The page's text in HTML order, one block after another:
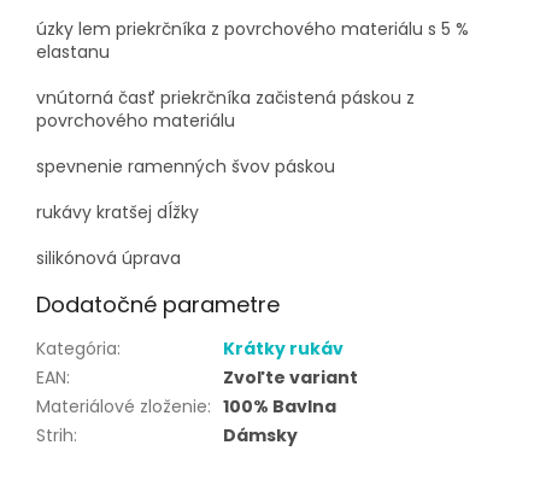
úzky lem priekrčníka z povrchového materiálu s 5 %
elastanu
vnútorná časť priekrčníka začistená páskou z
povrchového materiálu
spevnenie ramenných švov páskou
rukávy kratšej dĺžky
silikónová úprava
Dodatočné parametre
Kategória:
Krátky rukáv
EAN:
Zvoľte variant
Materiálové zloženie: 100% Bavlna
Strih: Dámsky